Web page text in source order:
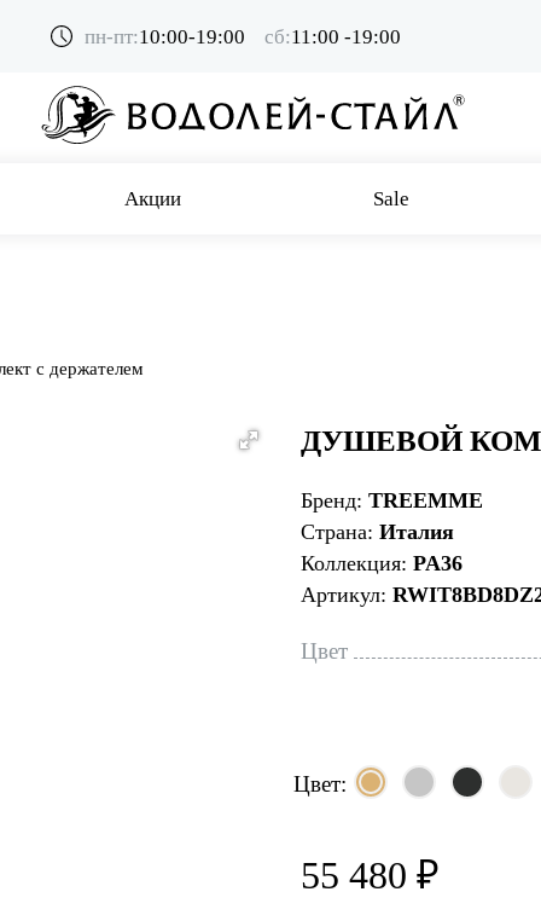
пн-пт:10:00-19:00 сб:11:00 -19:00
Акции Sale
с держателем
ДУШЕВОЙ
Бренд: TREEMME
Страна: Италия
Коллекция: PA36
Артикул:
Цвет
Цвет:
55 480 ₽